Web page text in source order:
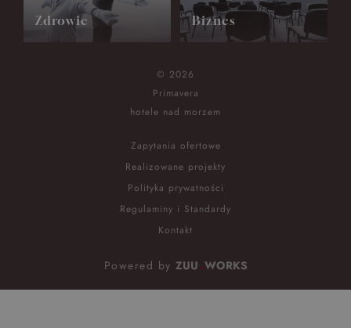
Zdrowie Biznes
© 2026
Primavera
hotele nad morzem
Zapytania ofertowe
Realizowane projekty
Polityka prywatności
Regulaminy i Standardy
Kontakt
Powered by ZUU WORKS